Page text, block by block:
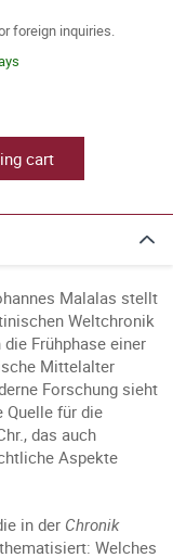
foreign inquiries.
cart
Malalas stellt
Weltchronik
Frühphase einer
Mittelalter
Forschung sieht
für die
das auch
Aspekte
in der Chronik
thematisiert: Welches